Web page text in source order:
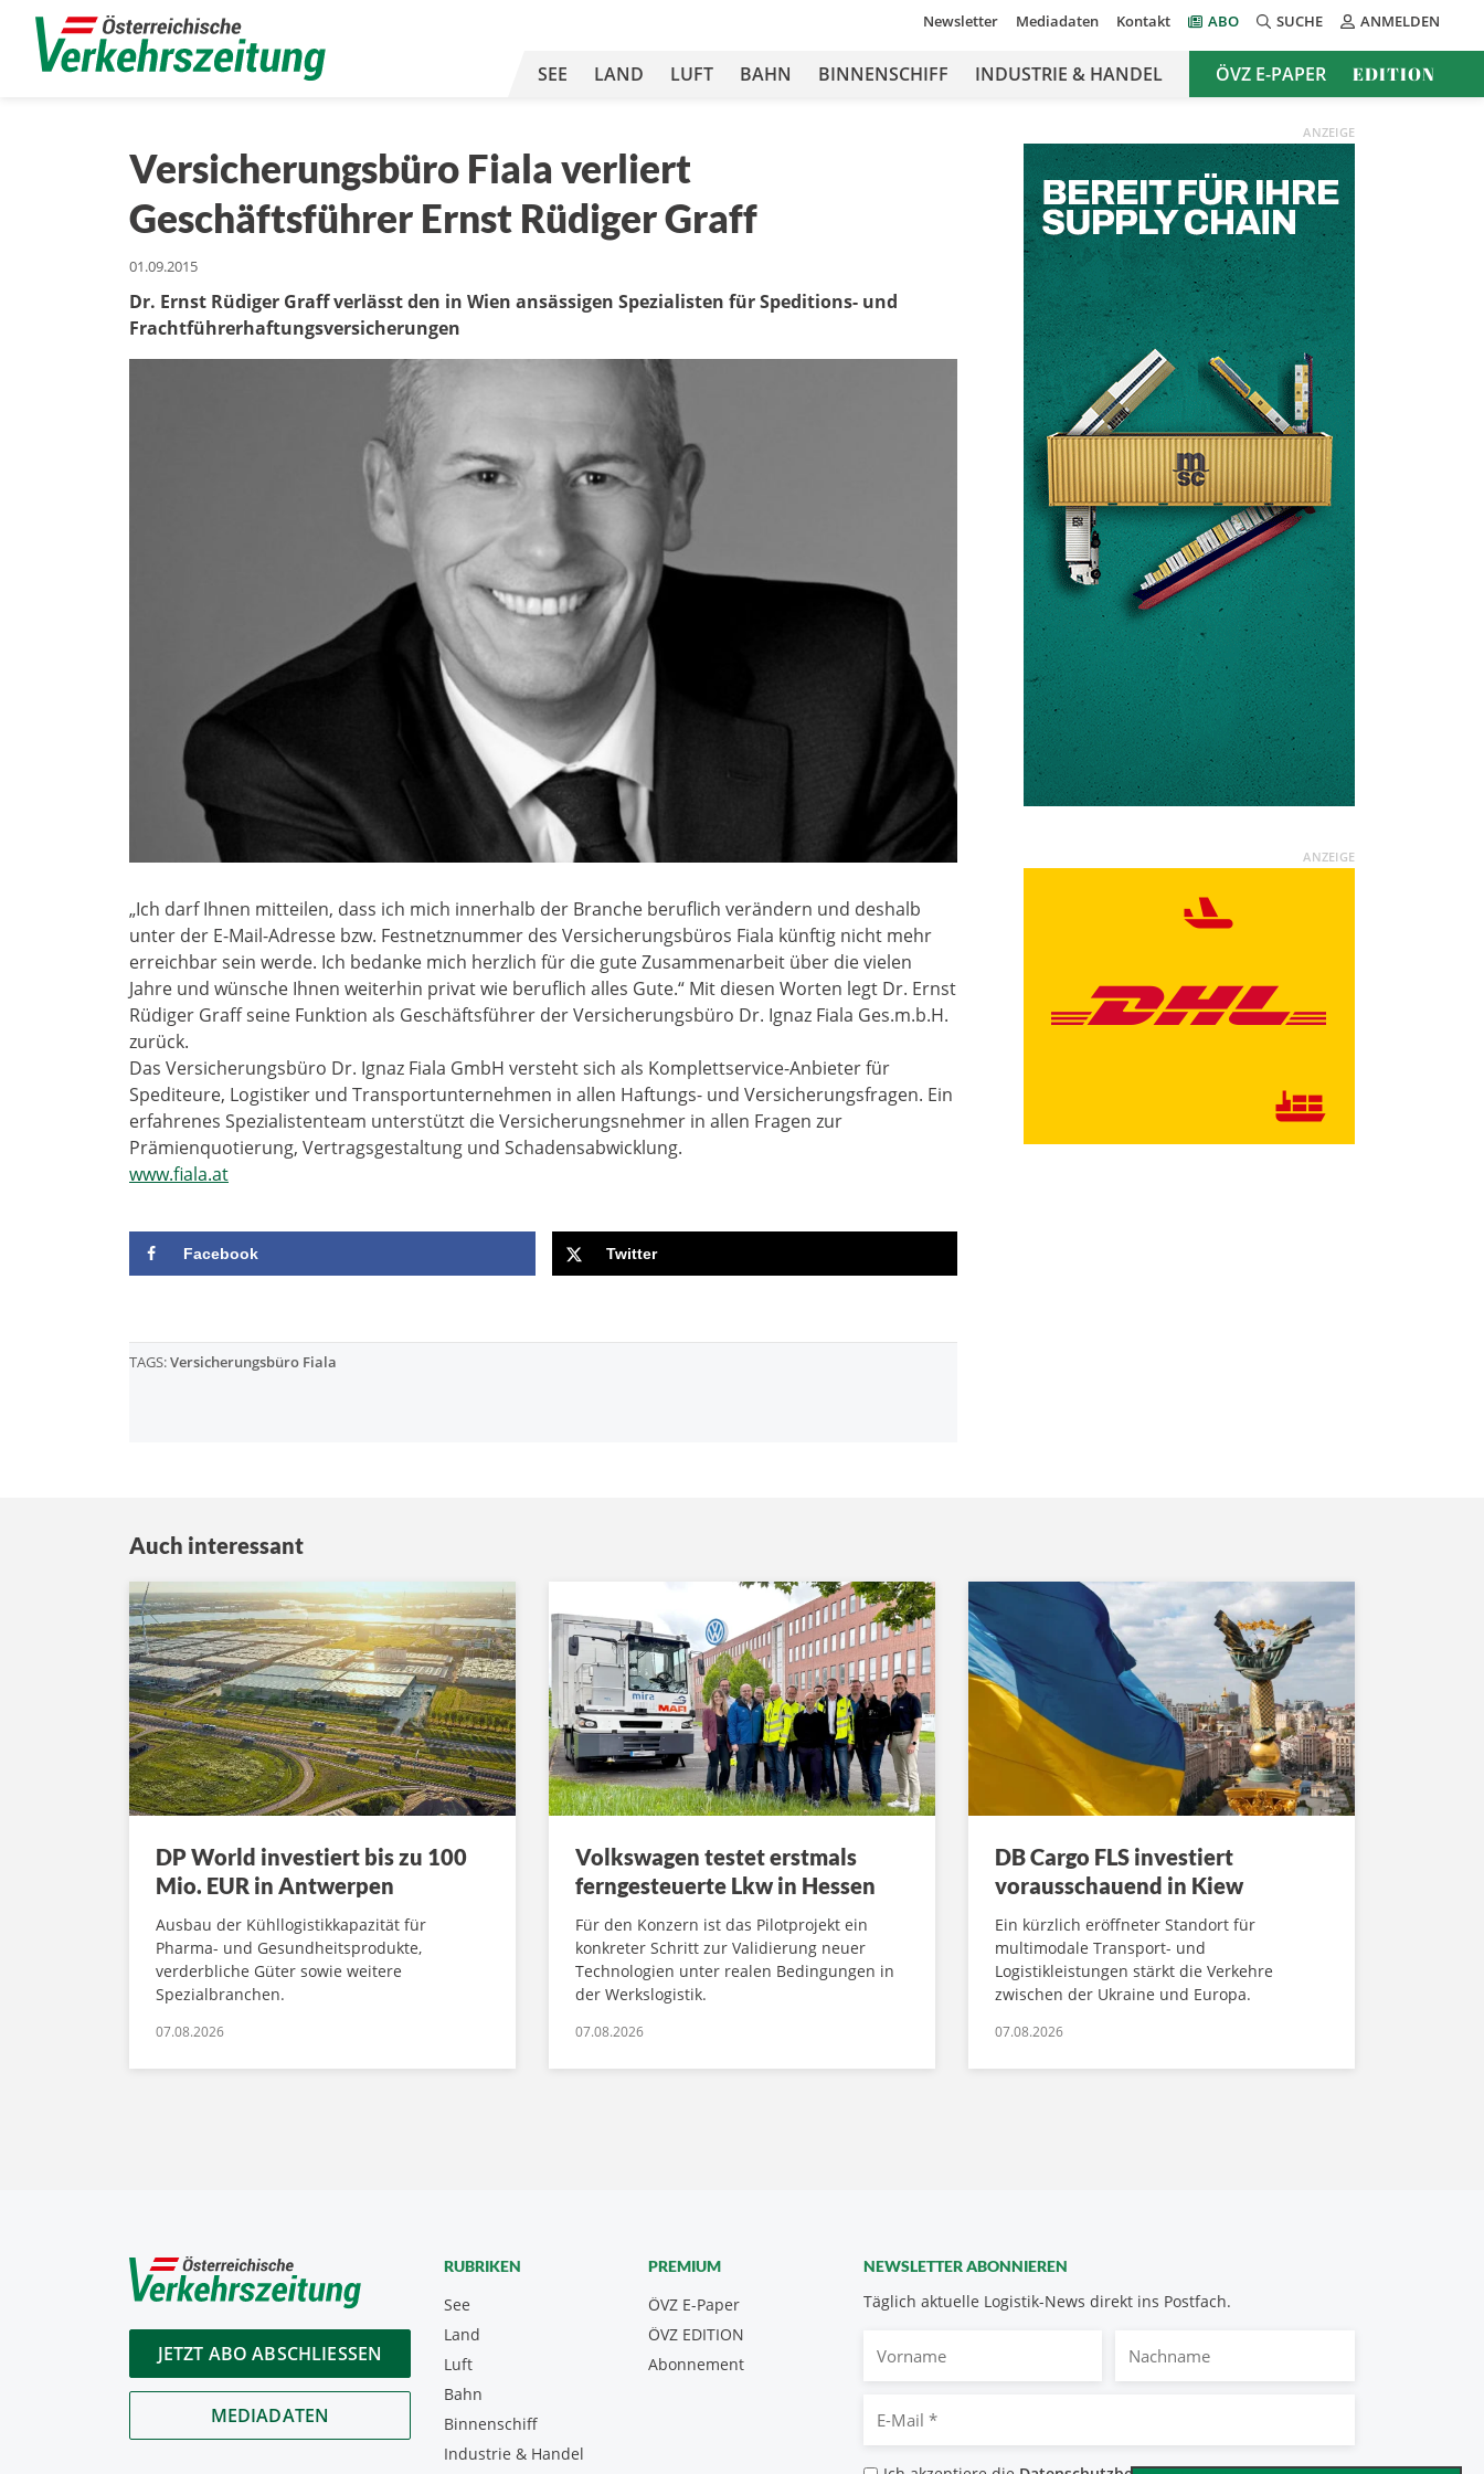
Newsletter Mediadaten Kontakt ABO SUCHE ANMELDEN
SEE LAND LUFT BAHN BINNENSCHIFF INDUSTRIE & HANDEL ÖVZ E-PAPER EDITION
Versicherungsbüro Fiala verliert
Geschäftsführer Ernst Rüdiger Graff
01.09.2015
Dr. Ernst Rüdiger Graff verlässt den in Wien ansässigen Spezialisten für Speditions- und
Frachtführerhaftungsversicherungen
„Ich darf Ihnen mitteilen, dass ich mich innerhalb der Branche beruflich verändern und deshalb
unter der E-Mail-Adresse bzw. Festnetznummer des Versicherungsbüros Fiala künftig nicht mehr
erreichbar sein werde. Ich bedanke mich herzlich für die gute Zusammenarbeit über die vielen
Jahre und wünsche Ihnen weiterhin privat wie beruflich alles Gute.“ Mit diesen Worten legt Dr. Ernst
Rüdiger Graff seine Funktion als Geschäftsführer der Versicherungsbüro Dr. Ignaz Fiala Ges.m.b.H.
zurück.
Das Versicherungsbüro Dr. Ignaz Fiala GmbH versteht sich als Komplettservice-Anbieter für
Spediteure, Logistiker und Transportunternehmen in allen Haftungs- und Versicherungsfragen. Ein
erfahrenes Spezialistenteam unterstützt die Versicherungsnehmer in allen Fragen zur
Prämienquotierung, Vertragsgestaltung und Schadensabwicklung.
www.fiala.at
Facebook Twitter
TAGS:Versicherungsbüro Fiala
ANZEIGE
ANZEIGE
Auch interessant
DP World investiert bis zu 100
Mio. EUR in Antwerpen
Ausbau der Kühllogistikkapazität für
Pharma- und Gesundheitsprodukte,
verderbliche Güter sowie weitere
Spezialbranchen.
07.08.2026
Volkswagen testet erstmals
ferngesteuerte Lkw in Hessen
Für den Konzern ist das Pilotprojekt ein
konkreter Schritt zur Validierung neuer
Technologien unter realen Bedingungen in
der Werkslogistik.
07.08.2026
DB Cargo FLS investiert
vorausschauend in Kiew
Ein kürzlich eröffneter Standort für
multimodale Transport- und
Logistikleistungen stärkt die Verkehre
zwischen der Ukraine und Europa.
07.08.2026
JETZT ABO ABSCHLIESSEN
MEDIADATEN
NEWSLETTER ABONNIEREN
Täglich aktuelle Logistik-News direkt ins Postfach.
Mail
RUBRIKEN
See
Land
Luft
Bahn
Binnenschiff
Industrie & Handel
PREMIUM
ÖVZ E-Paper
Abonnement
ÖVZ EDITION